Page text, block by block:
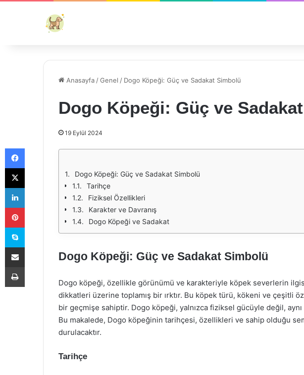
Anasayfa /Genel / Dogo Köpeği: Güç ve Sadakat Simbolü
Dogo Köpeği: Güç ve
19 Eylül 2024
Dogo Köpeği: Güç ve Sadakat Simbolü
Tarihçe
Fiziksel Özellikleri
Karakter ve Davranış
Dogo Köpeği ve Sadakat
Dogo Köpeği: Güç ve Sadakat Simbolü
Dogo köpeği, özellikle görünümü ve karakteriyle köpek severlerin
dikkatleri üzerine toplamış bir ırktır. Bu köpek türü, kökeni ve çeşitli
bir geçmişe sahiptir. Dogo köpeği, yalnızca fiziksel gücüyle değil, aynı
Bu makalede, Dogo köpeğinin tarihçesi, özellikleri ve sahip olduğu
durulacaktır.
Tarihçe
Facebook
X
LinkedIn
Pinterest
Skype
E-Posta ile paylaş